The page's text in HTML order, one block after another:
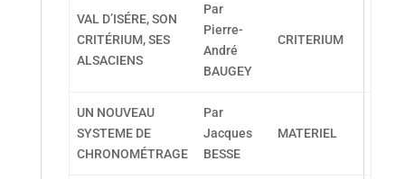
VAL D’ISÉRE, SON
CRITÉRIUM, SES
ALSACIENS
Par
Pierre-
André
BAUGEY
CRITERIUM
UN NOUVEAU
SYSTEME DE
CHRONOMÉTRAGE
Par
Jacques
BESSE
MATERIEL